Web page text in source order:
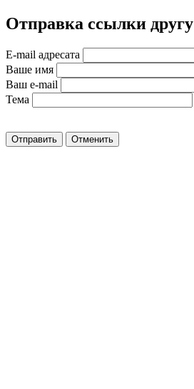
Отправка ссылки другу
E-mail адресата
Ваше имя
Ваш e-mail
Тема
Отправить Отменить